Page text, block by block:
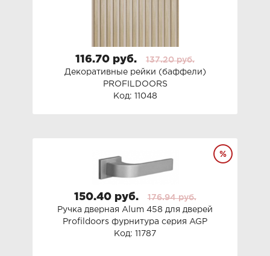
116.70 руб.
137.20 руб.
Декоративные рейки (баффели)
PROFILDOORS
Код: 11048
150.40 руб.
176.94 руб.
Ручка дверная Alum 458 для дверей
Profildoors фурнитура серия AGP
Код: 11787